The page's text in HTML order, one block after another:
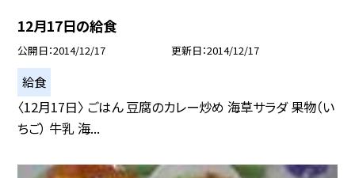
12月17日の給食
公開日 2014/12/17 更新日 2014/12/17
給食
〈12月17日〉 ごはん 豆腐のカレー炒め 海草サラダ 果物（い
ちご） 牛乳 海...